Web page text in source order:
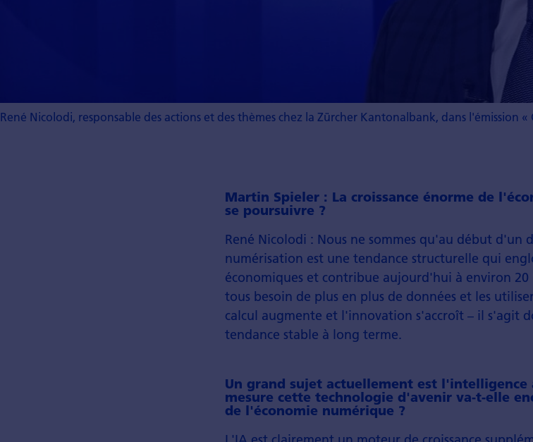
René Nicolodi, responsable des actions et des thèmes chez la Zürcher Kantonalbank, dans l'émission «
Martin Spieler : La croissance énorme de
se poursuivre ?
René Nicolodi : Nous ne sommes qu'au début d'un
numérisation est une tendance structurelle qui
économiques et contribue aujourd'hui à environ 20
tous besoin de plus en plus de données et les
calcul augmente et l'innovation s'accroît – il s'agit
tendance stable à long terme.
Un grand sujet actuellement est
mesure cette technologie d'avenir va-t-elle
de l'économie numérique ?